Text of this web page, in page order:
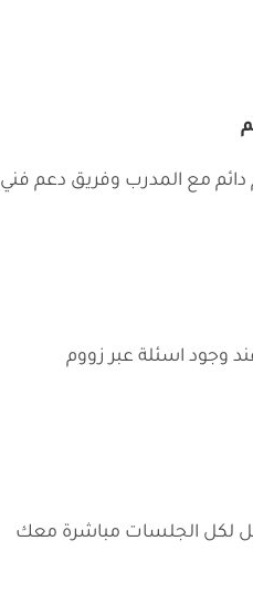
مع المدرب وفريق دعم فني
وجود اسئلة عبر زووم
لكل الجلسات مباشرة معك